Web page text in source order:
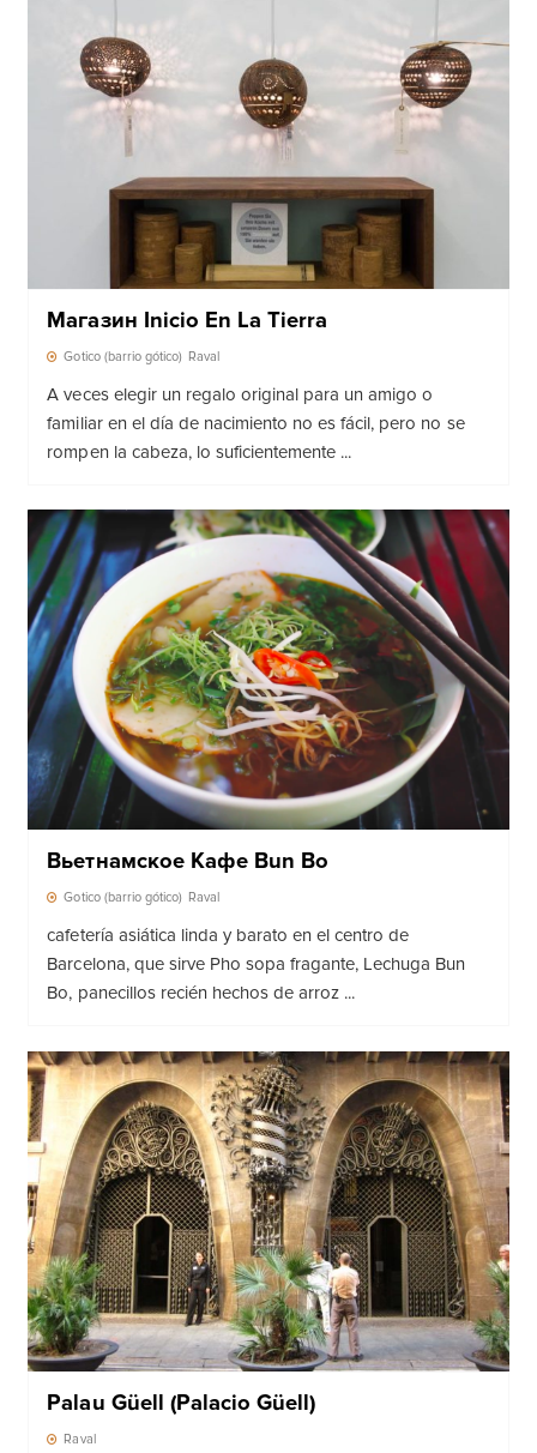
Магазин Inicio En La Tierra
Gotico (barrio gótico) Raval
A veces elegir un regalo original para un amigo o
familiar en el día de nacimiento no es fácil, pero no se
rompen la cabeza, lo suficientemente ...
Вьетнамское Кафе Bun Bo
Gotico (barrio gótico) Raval
cafetería asiática linda y barato en el centro de
Barcelona, que sirve Pho sopa fragante, Lechuga Bun
Bo, panecillos recién hechos de arroz ...
Palau Güell (Palacio Güell)
Raval